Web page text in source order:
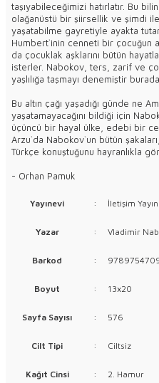
taşıyabileceğimizi hatırlatır. Bu
olağanüstü bir şiirsellik ve şimdi
yaşatabilme gayretiyle ayakta
Humbert`inin cenneti bir çocuğun
da çocuklak aşklarını bütün
isterler. Nabokov, ters, zarif ve
yaşlılığa taşmayı denemiştir burada.
Bu altın çağı yaşadığı günde ne
yaşatamayacağını bildiği için
üçüncü bir hayal ülke, edebi bir
Arzu`da Nabokov`un bütün
Türkçe konuştuğunu hayranlıkla
- Orhan Pamuk
Yayınevi : İletişim
Yazar : Vladimir
Barkod :
Boyut : 13x20
Sayfa Sayısı : 576
Cilt Tipi : Ciltsiz
Kağıt Cinsi : 2. Hamur